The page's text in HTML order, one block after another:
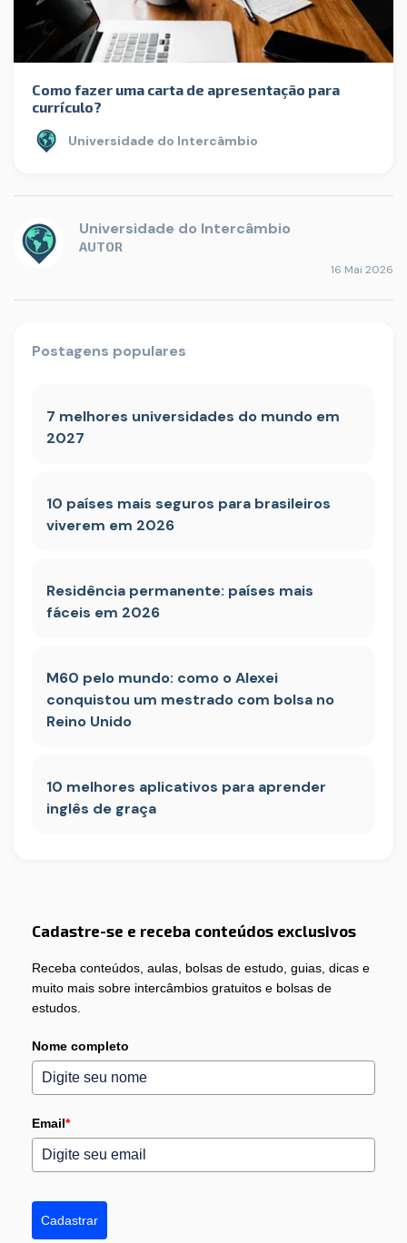
Como fazer uma carta de apresentação para
currículo?
Universidade do Intercâmbio
Universidade do Intercâmbio
AUTOR
16 Mai 2026
Postagens populares
7 melhores universidades do mundo em
2027
10 países mais seguros para brasileiros
viverem em 2026
Residência permanente: países mais
fáceis em 2026
M60 pelo mundo: como o Alexei
conquistou um mestrado com bolsa no
Reino Unido
10 melhores aplicativos para aprender
inglês de graça
Cadastre-se e receba conteúdos exclusivos
Receba conteúdos, aulas, bolsas de estudo, guias, dicas e
muito mais sobre intercâmbios gratuitos e bolsas de
estudos.
Nome completo
Email*
Cadastrar